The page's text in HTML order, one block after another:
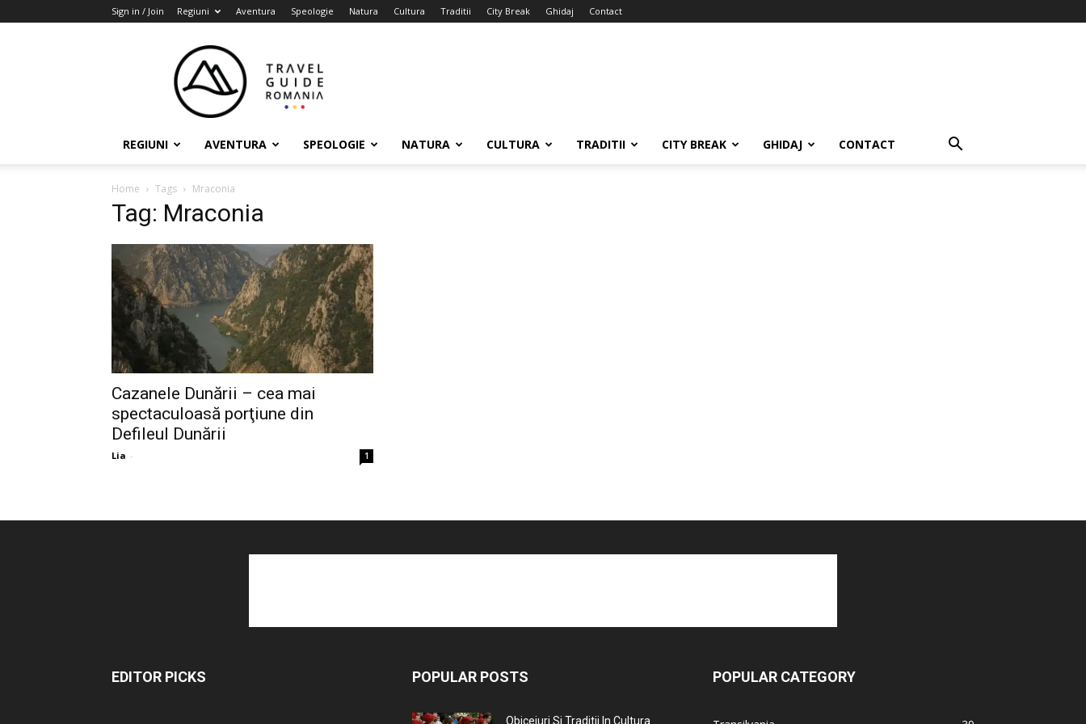
Sign in / Join Regiuni Aventura Speologie Natura Cultura Traditii City Break Ghidaj Contact
Guide
Romania
REGIUNI AVENTURA SPEOLOGIE NATURA CULTURA TRADITII CITY BREAK GHIDAJ CONTACT
Home Tags Mraconia
Tag: Mraconia
Cazanele Dunării – cea mai
spectaculoasă porţiune din
Defileul Dunării
Lia - 1
EDITOR PICKS POPULAR POSTS
Obiceiuri Si Traditii In Cultura
POPULAR CATEGORY